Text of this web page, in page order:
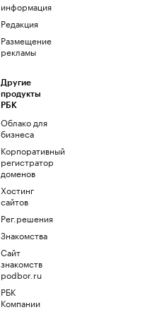
информация
Редакция
Размещение
рекламы
Другие
продукты
РБК
Облако для
бизнеса
Корпоративный
регистратор
доменов
Хостинг
сайтов
Рег.решения
Знакомства
Сайт
знакомств
podbor.ru
РБК
Компании